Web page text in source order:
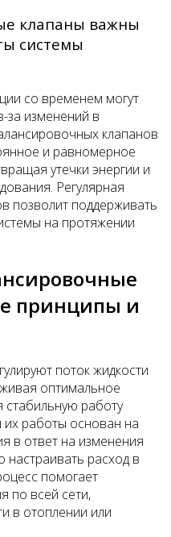
клапаны важны
системы
со временем могут
за изменений в
клапанов
и равномерное
утечки энергии и
Регулярная
позволит поддерживать
на протяжении
принципы и
поток жидкости
оптимальное
стабильную работу
их работы основан на
в ответ на изменения
настраивать расход в
помогает
по всей сети,
в отоплении или